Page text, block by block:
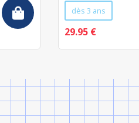
dès 3 ans
29.95 €